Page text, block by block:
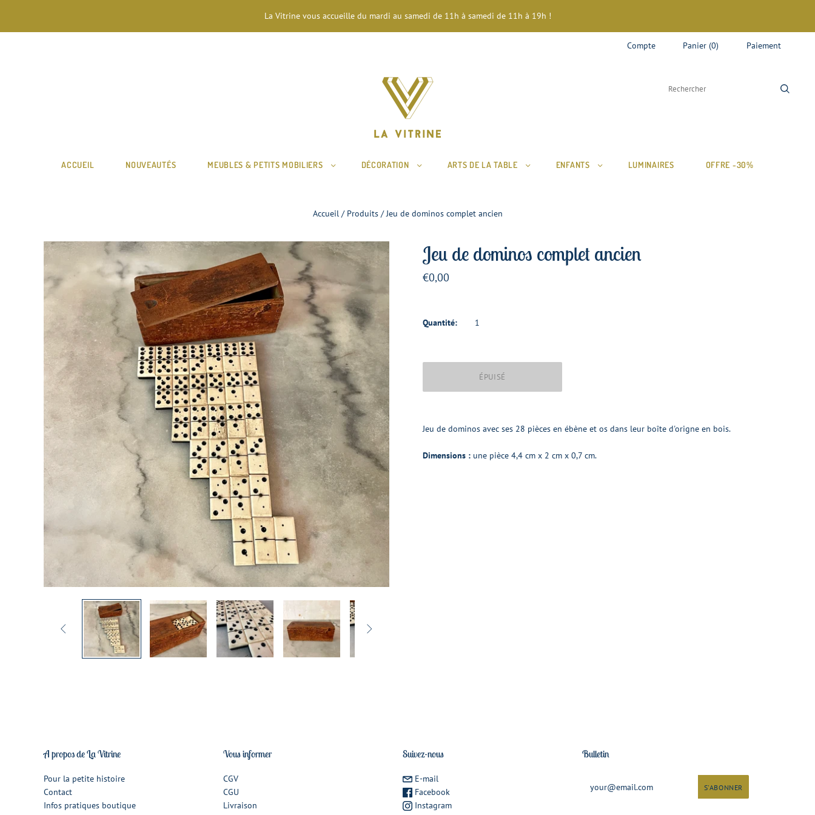
La Vitrine vous accueille du mardi au samedi de 11h à samedi de 11h à 19h !
Compte Panier (0) Paiement
ACCUEIL NOUVEAUTÉS MEUBLES & PETITS MOBILIERS DÉCORATION ARTS DE LA TABLE ENFANTS LUMINAIRES OFFRE -30%
Accueil / Produits / Jeu de dominos complet ancien
 
Jeu de dominos complet ancien
€0,00
Quantité:
Jeu de dominos avec ses 28 pièces en ébène et os dans leur boîte d'origne en bois.
Dimensions : une pièce 4,4 cm x 2 cm x 0,7 cm.
A propos de La Vitrine
Pour la petite histoire
Contact
Infos pratiques boutique
Vous informer
CGV
CGU
Livraison
Suivez-nous
E-mail
Facebook
Instagram
Bulletin